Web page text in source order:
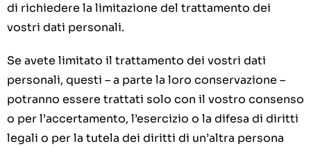
di richiedere la limitazione del trattamento dei
vostri dati personali.
Se avete limitato il trattamento dei vostri dati
personali, questi – a parte la loro conservazione –
potranno essere trattati solo con il vostro consenso
o per l’accertamento, l’esercizio o la difesa di diritti
legali o per la tutela dei diritti di un’altra persona